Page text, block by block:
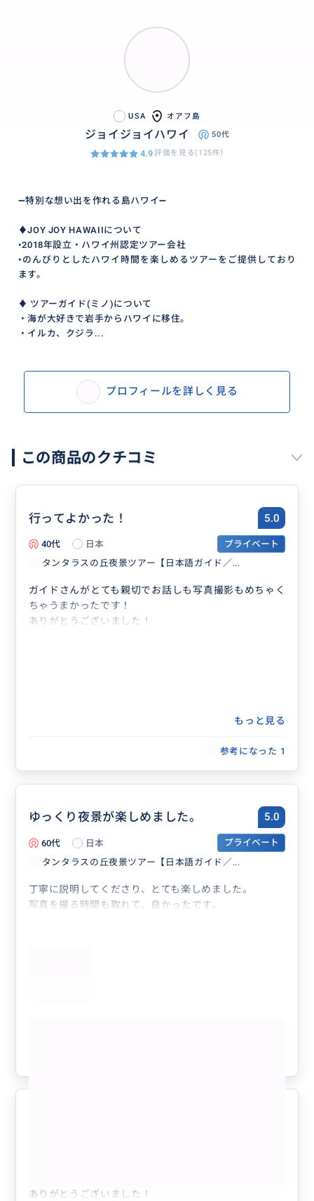
USA オアフ島
ジョイジョイハワイ 50代
4.9評価を見る(125件)
➖特別な想い出を作れる島ハワイ➖
♦︎JOY JOY HAWAIIについて
•2018年設立・ハワイ州認定ツアー会社
•のんびりとしたハワイ時間を楽しめるツアーをご提供しており
ます。
♦︎ ツアーガイド(ミノ)について
・海が大好きで岩手からハワイに移住。
・イルカ、クジラ...
プロフィールを詳しく見る
この商品のクチコミ
行ってよかった！ 5.0
40代 日本
プライベート
タンタラスの丘夜景ツアー【日本語ガイド／...
ガイドさんがとても親切でお話しも写真撮影もめちゃく
ちゃうまかったです！
ありがとうございました！
もっと見る
参考になった 1
ゆっくり夜景が楽しめました。 5.0
60代 日本
プライベート
タンタラスの丘夜景ツアー【日本語ガイド／...
丁寧に説明してくださり、とても楽しめました。
写真を撮る時間も取れて、良かったです。
ありがとうございました！